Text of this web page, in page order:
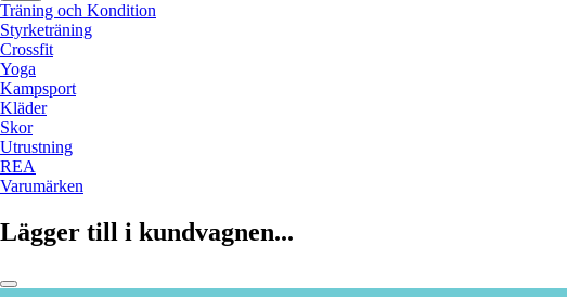
Träning och Kondition
Styrketräning
Crossfit
Yoga
Kampsport
Kläder
Skor
Utrustning
REA
Varumärken
Lägger till i kundvagnen...